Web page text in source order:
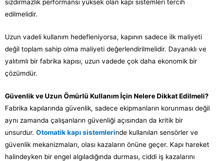
sızdırmazlık performansı yüksek olan kapı sistemleri tercih
edilmelidir.
Uzun vadeli kullanım hedefleniyorsa, kapının sadece ilk maliyeti
değil toplam sahip olma maliyeti değerlendirilmelidir. Dayanıklı ve
yalıtımlı bir fabrika kapısı, uzun vadede çok daha ekonomik bir
çözümdür.
Güvenlik ve Uzun Ömürlü Kullanım İçin Nelere Dikkat Edilmeli?
Fabrika kapılarında güvenlik, sadece ekipmanların korunması değil
aynı zamanda çalışanların güvenliği açısından da kritik bir
unsurdur. Otomatik kapı sistemlerinde kullanılan sensörler ve
güvenlik mekanizmaları, olası kazaların önüne geçer. Kapı hareket
halindeyken bir engel algıladığında durması, ciddi iş kazalarını